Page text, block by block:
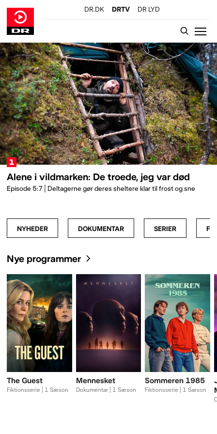
GÅ TIL INDHOLD
DR.DK DRTV DR LYD
Alene i vildmarken: De troede, jeg var død
Episode 5:7 | Deltagerne gør deres sheltere klar til frost og sne
NYHEDER DOKUMENTAR SERIER
Nye programmer
The Guest
Fiktionsserie | 1 Sæson
Mennesket
Dokumentar | 1 Sæson
Sommeren 1985
Fiktionsserie | 1 Sæson